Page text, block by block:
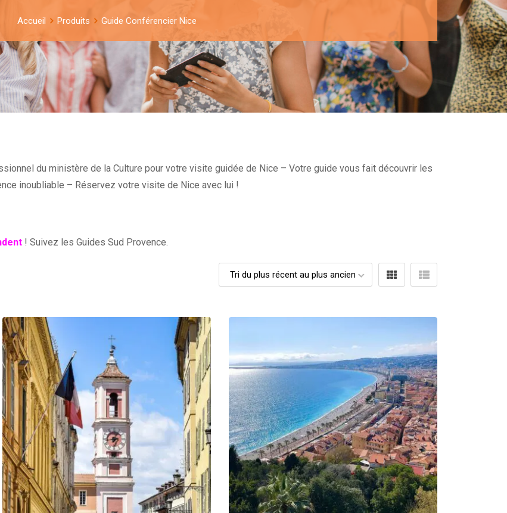
Accueil Produits Guide Conférencier Nice
du ministère de la Culture pour votre visite guidée de Nice – Votre guide vous fait découvrir les
inoubliable – Réservez votre visite de Nice avec lui !
! Suivez les Guides Sud Provence.